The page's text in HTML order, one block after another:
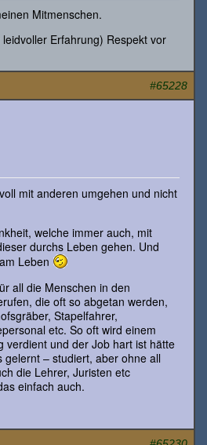
Mitmenschen.
Erfahrung) Respekt vor
#65228
mit anderen umgehen und nicht
welche immer auch, mit
durchs Leben gehen. Und
Leben
all die Menschen in den
die oft so abgetan werden,
Stapelfahrer,
etc. So oft wird einem
verdient und der Job hart ist hätte
gelernt – studiert, aber ohne all
die Lehrer, Juristen etc
einfach auch.